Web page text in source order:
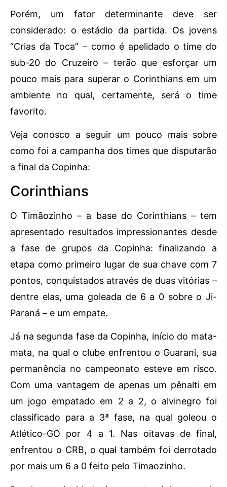
Porém, um fator determinante deve ser
considerado: o estádio da partida. Os jovens
“Crias da Toca” – como é apelidado o time do
sub-20 do Cruzeiro – terão que esforçar um
pouco mais para superar o Corinthians em um
ambiente no qual, certamente, será o time
favorito.
Veja conosco a seguir um pouco mais sobre
como foi a campanha dos times que disputarão
a final da Copinha:
Corinthians
O Timãozinho – a base do Corinthians – tem
apresentado resultados impressionantes desde
a fase de grupos da Copinha: finalizando a
etapa como primeiro lugar de sua chave com 7
pontos, conquistados através de duas vitórias –
dentre elas, uma goleada de 6 a 0 sobre o Ji-
Paraná – e um empate.
Já na segunda fase da Copinha, início do mata-
mata, na qual o clube enfrentou o Guarani, sua
permanência no campeonato esteve em risco.
Com uma vantagem de apenas um pênalti em
um jogo empatado em 2 a 2, o alvinegro foi
classificado para a 3ª fase, na qual goleou o
Atlético-GO por 4 a 1. Nas oitavas de final,
enfrentou o CRB, o qual também foi derrotado
por mais um 6 a 0 feito pelo Timaozinho.